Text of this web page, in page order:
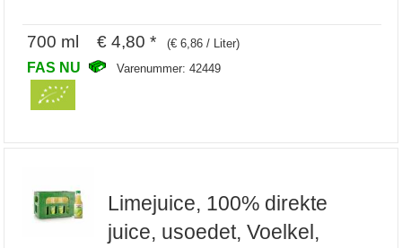
700 ml € 4,80 * (€ 6,86 / Liter)
FAS NU Varenummer: 42449
Limejuice, 100% direkte
juice, usoedet, Voelkel,